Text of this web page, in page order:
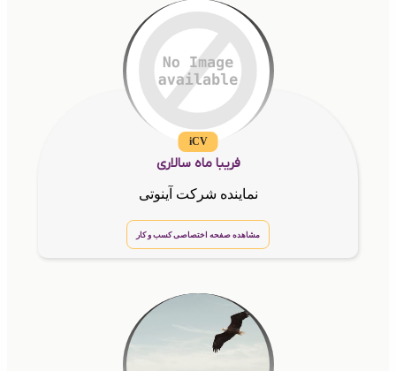
iCV
فریبا ماه سالاری
نماینده شرکت آینوتی
مشاهده صفحه اختصاصی کسب و کار